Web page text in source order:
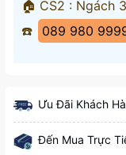
🏠 CS2 : Ngách
☎️
089 980
Ưu Đãi Khách
Đến Mua Trực